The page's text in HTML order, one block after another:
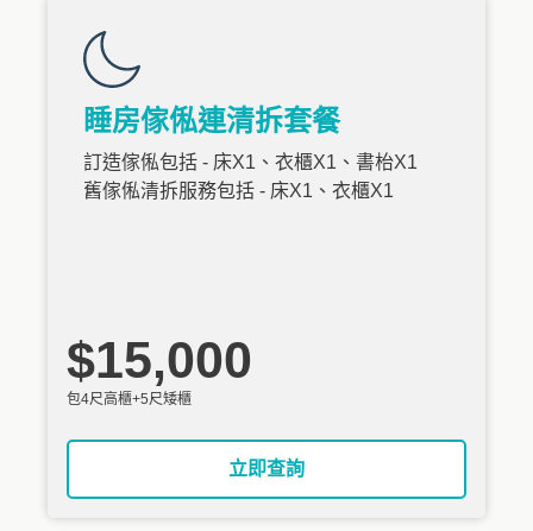
睡房傢俬連清拆套餐
訂造傢俬包括 - 床X1、衣櫃X1、書枱X1
舊傢俬清拆服務包括 - 床X1、衣櫃X1
$15,000
包4尺高櫃+5尺矮櫃
立即查詢